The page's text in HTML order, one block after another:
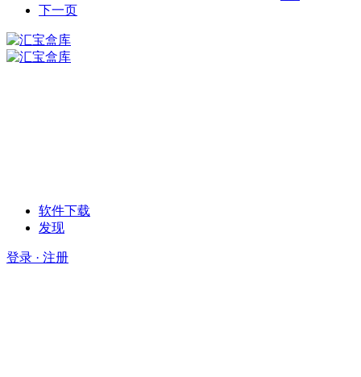
下一页
软件下载
发现
登录 · 注册